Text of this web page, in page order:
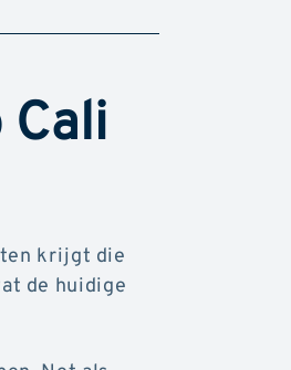
krijgt die
de huidige